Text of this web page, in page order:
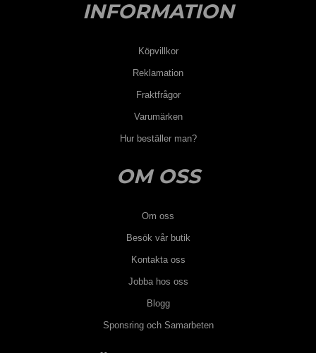
INFORMATION
Köpvillkor
Reklamation
Fraktfrågor
Varumärken
Hur beställer man?
OM OSS
Om oss
Besök vår butik
Kontakta oss
Jobba hos oss
Blogg
Sponsring och Samarbeten